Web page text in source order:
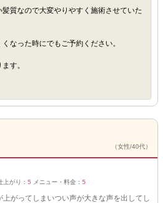
質なので大変やりやすく施術させていた
なった時にでもご予約ください。
す。
（女性/40代）
上がり： 5 メニュー・料金： 5
がってしまいつい声が大きな声を出してし